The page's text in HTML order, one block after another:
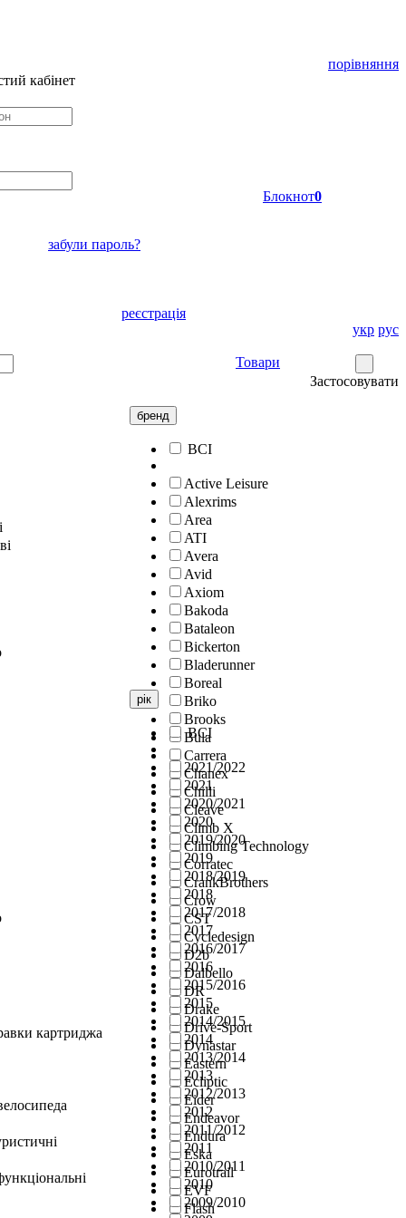
порівняння
кабінет
забули пароль?
реєстрація
Блокнот0
укр рус
Товари
Застосовувати
бренд
ВСІ
Active Leisure
Alexrims
Area
ATI
Avera
Avid
Axiom
Bakoda
Bataleon
Bickerton
Bladerunner
Boreal
Briko
Brooks
Bula
Carrera
Chanex
Chilli
Cleave
Climb X
Climbing Technology
Corratec
CrankBrothers
Crow
CST
Cycledesign
D2b
Dalbello
DR
Drake
Drive-Sport
Dynastar
Eastern
Ecliptic
Eider
Endeavor
Endura
Eska
Eurotrail
EVF
Flash
рік
ВСІ
2021/2022
2021
2020/2021
2020
2019/2020
2019
2018/2019
2018
2017/2018
2017
2016/2017
2016
2015/2016
2015
2014/2015
2014
2013/2014
2013
2012/2013
2012
2011/2012
2011
2010/2011
2010
2009/2010
картриджа